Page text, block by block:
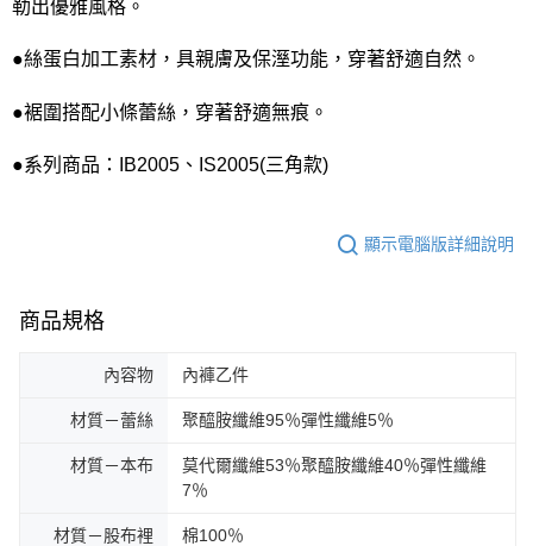
勒出優雅風格。
●絲蛋白加工素材，具親膚及保溼功能，穿著舒適自然。
●裾圍搭配小條蕾絲，穿著舒適無痕。
●系列商品：IB2005、IS2005(三角款)
顯示電腦版詳細說明
商品規格
內容物 內褲乙件
材質－蕾絲 聚醯胺纖維95％彈性纖維5％
材質－本布
莫代爾纖維53％聚醯胺纖維40％彈性纖維
7％
材質－股布裡 棉100％